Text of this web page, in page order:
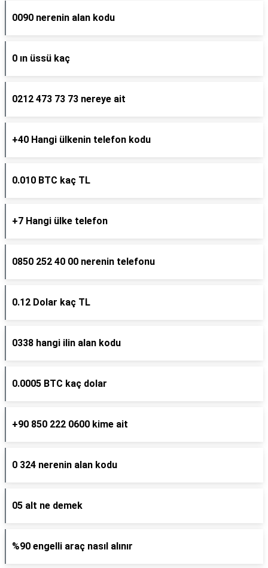
0090 nerenin alan kodu
0 ın üssü kaç
0212 473 73 73 nereye ait
+40 Hangi ülkenin telefon kodu
0.010 BTC kaç TL
+7 Hangi ülke telefon
0850 252 40 00 nerenin telefonu
0.12 Dolar kaç TL
0338 hangi ilin alan kodu
0.0005 BTC kaç dolar
+90 850 222 0600 kime ait
0 324 nerenin alan kodu
05 alt ne demek
%90 engelli araç nasıl alınır